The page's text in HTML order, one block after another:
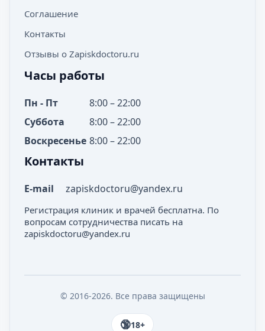
Соглашение
Контакты
Отзывы о Zapiskdoctoru.ru
Часы работы
Пн - Пт
8:00 – 22:00
Суббота
8:00 – 22:00
Воскресенье 8:00 – 22:00
Контакты
E-mail zapiskdoctoru@yandex.ru
Регистрация клиник и врачей бесплатна. По
вопросам сотрудничества писать на
zapiskdoctoru@yandex.ru
© 2016-2026. Все права защищены
18+